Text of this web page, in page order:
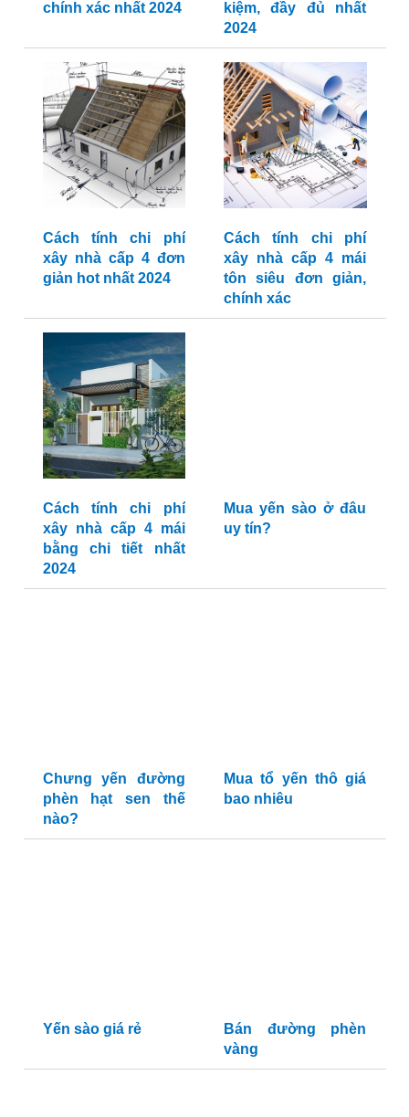
chính xác nhất 2024
kiệm, đầy đủ nhất
2024
Cách tính chi phí
xây nhà cấp 4 đơn
giản hot nhất 2024
Cách tính chi phí
xây nhà cấp 4 mái
tôn siêu đơn giản,
chính xác
Cách tính chi phí
xây nhà cấp 4 mái
bằng chi tiết nhất
2024
Mua yến sào ở đâu
uy tín?
Chưng yến đường
phèn hạt sen thế
nào?
Mua tổ yến thô giá
bao nhiêu
Yến sào giá rẻ
Bán đường phèn
vàng